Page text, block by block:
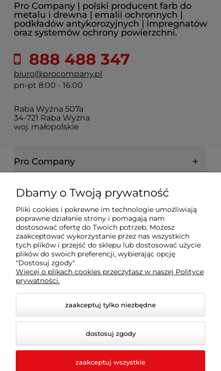
Pro Company | polski producent farb do
metalu i drewna | emalii ochronnych |
podkładów antykorozyjnych | impregnatów
oraz systemów ochrony powierzchni.
888 488 347
biuro@procompany.pl
pn-pt 8:00 - 16:00
Raba Wyżna 507a
34-721 Raba Wyżna
woj. małopolskie
Pro Company
Farby | Lakiery | Emalie
Ochrona drewna | metalu | betonu
Informacje prawne
Dokumenty
Dbamy o Twoją prywatność
Pliki cookies i pokrewne im technologie umożliwiają
poprawne działanie strony i pomagają nam
dostosować ofertę do Twoich potrzeb. Możesz
zaakceptować wykorzystanie przez nas wszystkich
tych plików i przejść do sklepu lub dostosować użycie
plików do swoich preferencji, wybierając opcję
"Dostosuj zgody".
Więcej o plikach cookies przeczytasz w naszej Polityce
prywatności.
zaakceptuj tylko niezbędne
dostosuj zgody
zaakceptuj wszystkie